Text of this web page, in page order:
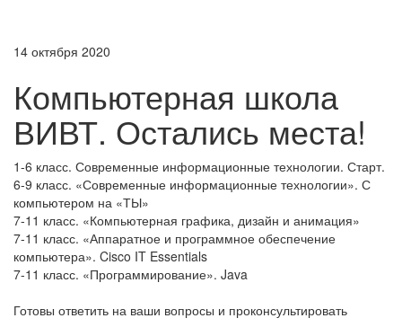
14 октября 2020
Компьютерная школа
ВИВТ. Остались места!
1-6 класс. Современные информационные технологии. Старт.
6-9 класс. «Современные информационные технологии». С
компьютером на «ТЫ»
7-11 класс. «Компьютерная графика, дизайн и анимация»
7-11 класс. «Аппаратное и программное обеспечение
компьютера». Cisco IT Essentials
7-11 класс. «Программирование». Java
Готовы ответить на ваши вопросы и проконсультировать